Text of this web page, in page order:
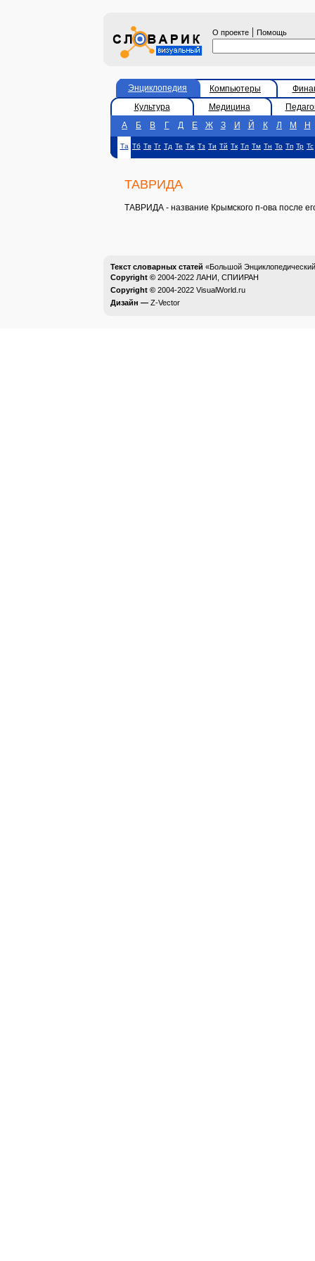
О проекте | Помощь
Энциклопедия Компьютеры
Культура
Медицина
А
Б В Г Д Е Ж З И Й К Л М Н
Та Тб Тв Тг Тд Те Тж Тз Ти Тй Тк Тл Тм Тн То Тп Тр Тс
ТАВРИДА
ТАВРИДА - название Крымского п-ова после
Текст словарных статей «Большой
Copyright © 2004-2022 ЛАНИ, СПИИРАН
Copyright © 2004-2022 VisualWorld.ru
Дизайн — Z-Vector